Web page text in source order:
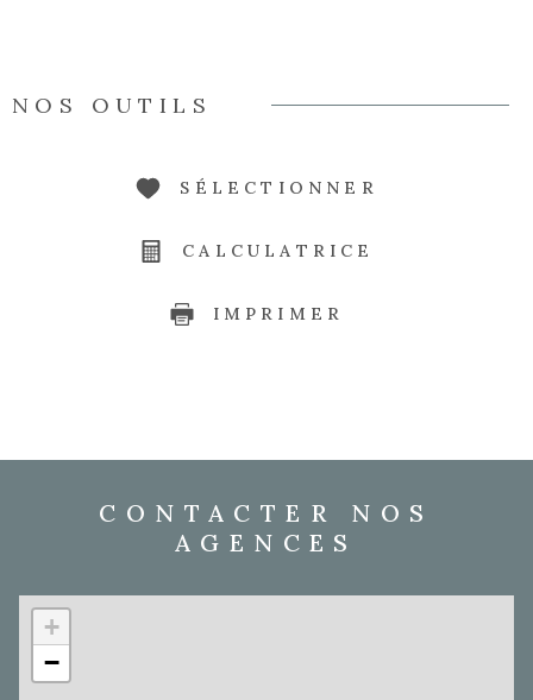
NOS OUTILS
SÉLECTIONNER
CALCULATRICE
IMPRIMER
CONTACTER NOS
AGENCES
+
−